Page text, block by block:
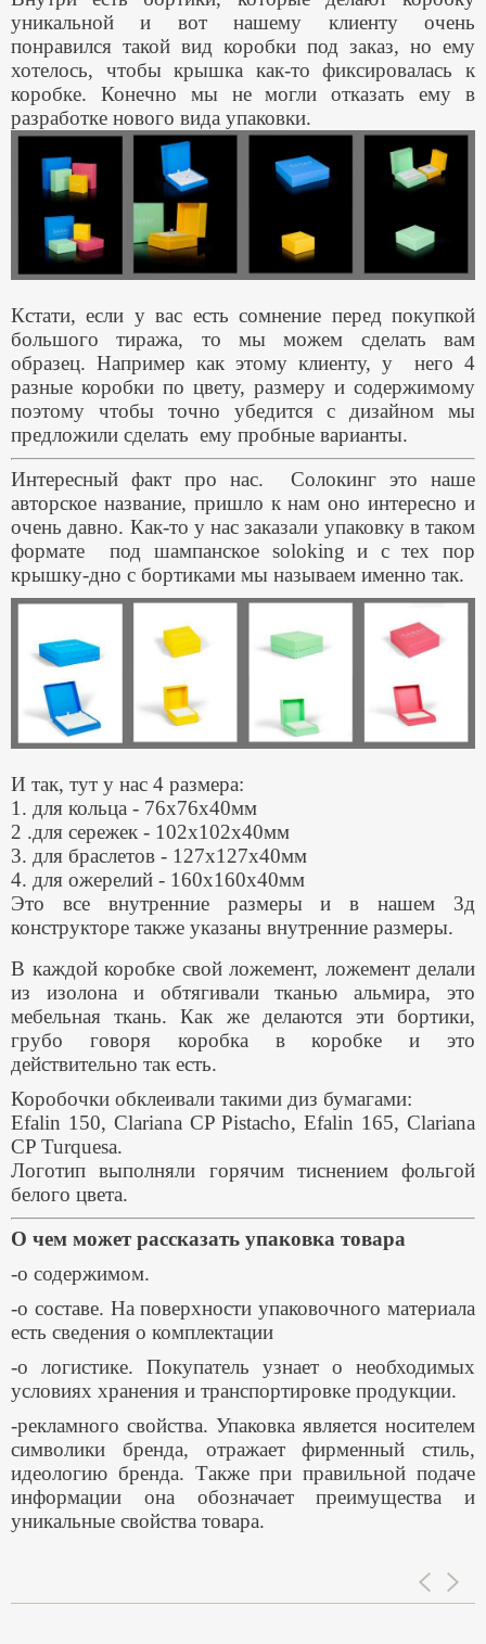
уникальной и вот нашему клиенту очень
понравился такой вид коробки под заказ, но ему
хотелось, чтобы крышка как-то фиксировалась к
коробке. Конечно мы не могли отказать ему в
разработке нового вида упаковки.
Кстати, если у вас есть сомнение перед покупкой
большого тиража, то мы можем сделать вам
образец. Например как этому клиенту, у него 4
разные коробки по цвету, размеру и содержимому
поэтому чтобы точно убедится с дизайном мы
предложили сделать ему пробные варианты.
Интересный факт про нас. Солокинг это наше
авторское название, пришло к нам оно интересно и
очень давно. Как-то у нас заказали упаковку в таком
формате под шампанское soloking и с тех пор
крышку-дно с бортиками мы называем именно так.
И так, тут у нас 4 размера:
1. для кольца - 76х76х40мм
2 .для сережек - 102х102х40мм
3. для браслетов - 127х127х40мм
4. для ожерелий - 160х160х40мм
Это все внутренние размеры и в нашем 3д
конструкторе также указаны внутренние размеры.
В каждой коробке свой ложемент, ложемент делали
из изолона и обтягивали тканью альмира, это
мебельная ткань.Как же делаются эти бортики,
грубо говоря коробка в коробке и это
действительно так есть.
Коробочки обклеивали такими диз бумагами:
Efalin 150, Clariana CP Pistacho, Efalin 165, Clariana
CP Turquesa.
Логотип выполняли горячим тиснением фольгой
белого цвета.
О чем может рассказать упаковка товара
-о содержимом.
-о составе. На поверхности упаковочного материала
есть сведения о комплектации
-о логистике. Покупатель узнает о необходимых
условиях хранения и транспортировке продукции.
-рекламного свойства. Упаковка является носителем
символики бренда, отражает фирменный стиль,
идеологию бренда. Также при правильной подаче
информации она обозначает преимущества и
уникальные свойства товара.